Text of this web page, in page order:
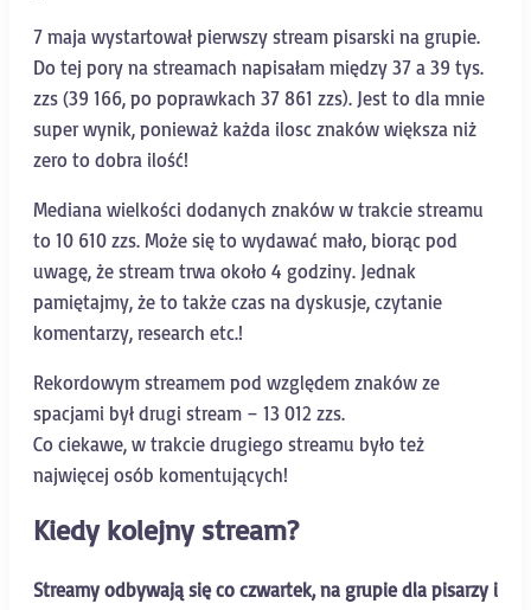
7 maja wystartował pierwszy stream pisarski na grupie.
Do tej pory na streamach napisałam między 37 a 39 tys.
zzs (39 166, po poprawkach 37 861 zzs). Jest to dla mnie
super wynik, ponieważ każda ilosc znaków większa niż
zero to dobra ilość!
Mediana wielkości dodanych znaków w trakcie streamu
to 10 610 zzs. Może się to wydawać mało, biorąc pod
uwagę, że stream trwa około 4 godziny. Jednak
pamiętajmy, że to także czas na dyskusje, czytanie
komentarzy, research etc.!
Rekordowym streamem pod względem znaków ze
spacjami był drugi stream – 13 012 zzs.
Co ciekawe, w trakcie drugiego streamu było też
najwięcej osób komentujących!
Kiedy kolejny stream?
Streamy odbywają się co czwartek, na grupie dla pisarzy i